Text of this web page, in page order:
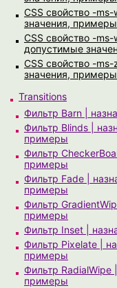
CSS свойство -
значения, примеры
CSS свойство -
допустимые
CSS свойство -
значения, примеры
Transitions
Фильтр Barn |
Фильтр Blinds |
примеры
Фильтр
примеры
Фильтр Fade |
примеры
Фильтр
примеры
Фильтр Inset |
Фильтр Pixelate |
примеры
Фильтр RadialWipe
примеры